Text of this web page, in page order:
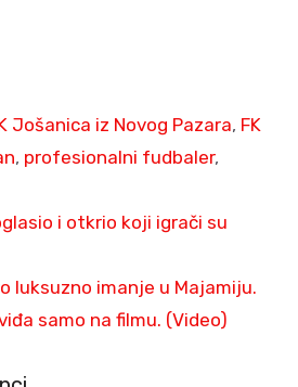
Jošanica iz Novog Pazara, FK
, profesionalni fudbaler,
i otkrio koji igrači su
luksuzno imanje u Majamiju.
samo na filmu. (Video)